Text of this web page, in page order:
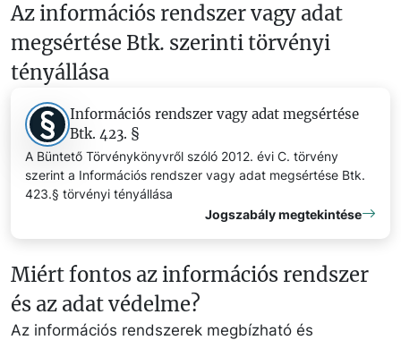
Az információs rendszer vagy adat
megsértése Btk. szerinti törvényi
tényállása
Információs rendszer vagy adat megsértése
Btk. 423. §
A Büntető Törvénykönyvről szóló 2012. évi C. törvény
szerint a Információs rendszer vagy adat megsértése Btk.
423.§ törvényi tényállása
Jogszabály megtekintése
Miért fontos az információs rendszer
és az adat védelme?
Az információs rendszerek megbízható és